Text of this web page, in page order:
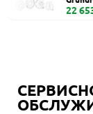
400
22